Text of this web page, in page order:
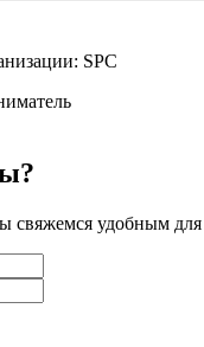
SPC
удобным для